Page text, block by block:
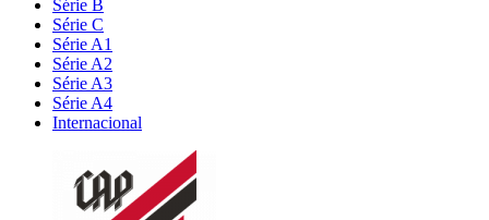
Série B
Série C
Série A1
Série A2
Série A3
Série A4
Internacional